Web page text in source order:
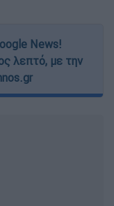
News!
λεπτό, με την